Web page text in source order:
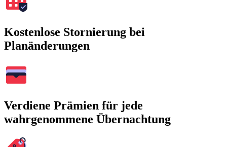
Kostenlose Stornierung bei
Planänderungen
Verdiene Prämien für jede
wahrgenommene Übernachtung